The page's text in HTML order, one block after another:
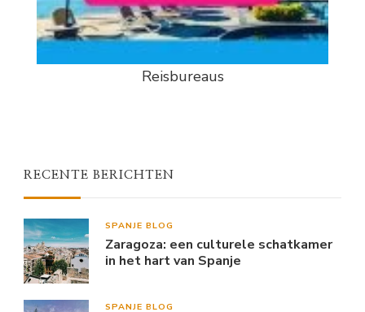
Reisbureaus
RECENTE BERICHTEN
SPANJE BLOG
Zaragoza: een culturele schatkamer
in het hart van Spanje
SPANJE BLOG